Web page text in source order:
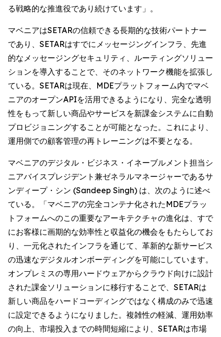
る戦略的な推進役であり続けています」。
マベニアはSETARの信頼できる長期的な技術パートナー
であり、SETARはすでにメッセージングインフラ、先進
的なメッセージングセキュリティ、ルーティングソリュー
ションを導入することで、そのネットワーク機能を拡張し
ている。SETARは現在、MDEプラットフォーム内でマベ
ニアのオープンAPIを活用できるようになり、完全な透明
性をもって新しい商品やサービスを新課金システムに自動
プロビジョニングすることが可能となった。これにより、
運用側での顧客管理の再トレーニングは不要となる。
マベニアのデジタル・ビジネス・イネーブルメント担当シ
ニアバイスプレジデント兼ゼネラルマネージャーであるサ
ンディープ・シン (Sandeep Singh) は、次のように述べ
ている。「マベニアの完全コンテナ化されたMDEプラッ
トフォームへのこの重要なアーキテクチャの進化は、すで
にお客様に画期的な効率性と収益化の機会をもたらしてお
り、一元化されたインフラを通じて、革新的な新サービス
の迅速なデジタルオンボーディングを可能にしています。
オンプレミスの専用ハードウェアからクラウド向けに設計
された課金ソリューションに移行することで、SETARは
新しい商品をハードコーディングではなく構成のみで迅速
に設定できるようになりました。複雑性の軽減、運用効率
の向上、市場投入までの時間短縮により、SETARは市場